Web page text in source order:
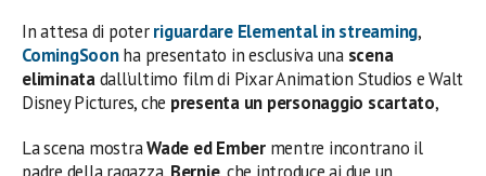
In attesa di poterriguardare Elementalin streaming,
ComingSoonha presentato in esclusiva una scena
eliminatadall’ultimo film di Pixar Animation Studios e Walt
Disney Pictures, che presenta un personaggio scartato,
La scena mostraWade ed Embermentre incontrano il
padre della ragazza, Bernie, che introduce ai due un